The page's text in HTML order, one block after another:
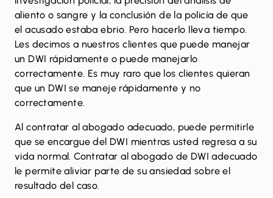
aliento o sangre y la conclusión de la policía de que
el acusado estaba ebrio. Pero hacerlo lleva tiempo.
Les decimos a nuestros clientes que puede manejar
un DWI rápidamente o puede manejarlo
correctamente. Es muy raro que los clientes quieran
que un DWI se maneje rápidamente y no
correctamente.
Al contratar al abogado adecuado, puede permitirle
que se encargue del DWI mientras usted regresa a su
vida normal. Contratar al abogado de DWI adecuado
le permite aliviar parte de su ansiedad sobre el
resultado del caso.